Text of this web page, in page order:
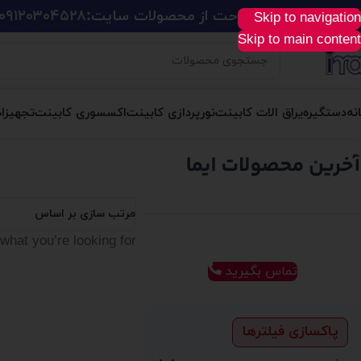
Skip to navigation
Skip to main content
آسان، سریع و راحت از محصولات سایت:۰۹۱۲۰۳۰۴۵۲۸
دستگیرهیراق الات کابینتنورپردازی کابینتاکسسوری کابینت
تماس بگیرید
پاکسازی فیلترها
مرتب سازی بر اساس
you’re looking for.